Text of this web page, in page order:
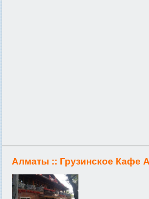
Алматы :: Грузинское Кафе